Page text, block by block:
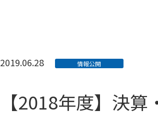
2019.06.28 情報公開
【2018年度】決